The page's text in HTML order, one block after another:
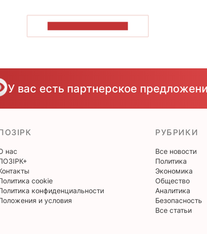
У вас есть партнерское
нас
cookie
конфиденциальности
и условия
РУБРИКИ
Все новости
Политика
Экономика
Общество
Аналитика
Безопасность
Все статьи